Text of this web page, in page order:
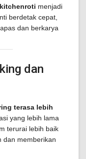
kitchenroti menjadi
berdetak cepat,
dan berkarya
dan
terasa lebih
yang lebih lama
terurai lebih baik
dan memberikan